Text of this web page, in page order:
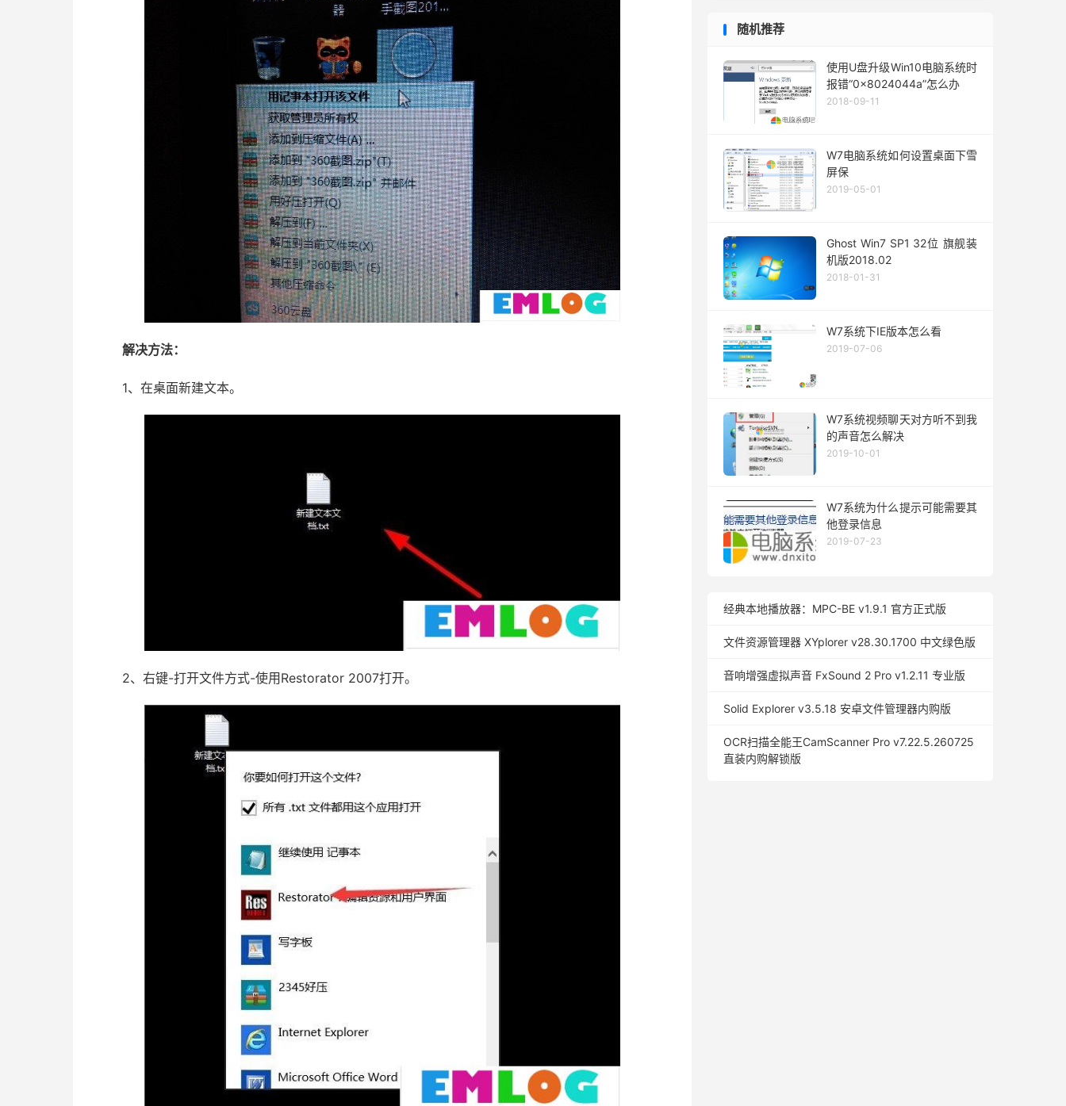
解决方法：
1、在桌面新建文本。
2、右键-打开文件方式-使用Restorator 2007打开。
随机推荐
使用U盘升级Win10电脑系统时
报错“0x8024044a”怎么办
2018-09-11
W7电脑系统如何设置桌面下雪
屏保
2019-05-01
Ghost Win7 SP1 32位 旗舰装
机版2018.02
2018-01-31
W7系统下IE版本怎么看
2019-07-06
W7系统视频聊天对方听不到我
的声音怎么解决
2019-10-01
W7系统为什么提示可能需要其
他登录信息
2019-07-23
经典本地播放器：MPC-BE v1.9.1 官方正式版
文件资源管理器 XYplorer v28.30.1700 中文绿色版
音响增强虚拟声音 FxSound 2 Pro v1.2.11 专业版
Solid Explorer v3.5.18 安卓文件管理器内购版
OCR扫描全能王CamScanner Pro v7.22.5.260725
直装内购解锁版